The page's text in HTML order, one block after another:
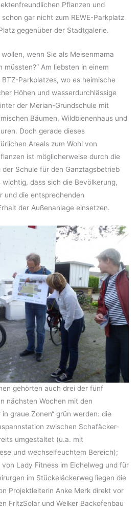
Pflanzen und
gar nicht zum REWE-Parkplatz
gegenüber der Stadtgalerie.
wenn Sie als Meisenmama
müssten?“ Am liebsten in einem
Parkplatzes, wo es heimische
Höhen und wasserdurchlässige
der Merian-Grundschule mit
Bäumen, Wildbienenhaus und
Doch gerade dieses
Areals zum Wohl von
ist möglicherweise durch die
Schule für den Ganztagsbetrieb
dass sich die Bevölkerung,
und die entsprechenden
der Außenanlage einsetzen.
gehörten auch drei der fünf
nächsten Wochen mit den
graue Zonen“ grün werden: die
zwischen Schafäcker-
umgestaltet (u.a. mit
und wechselfeuchtem Bereich);
Lady Fitness im Eichelweg und für
im Stückeläckerweg liegen die
Projektleiterin Anke Merk direkt vor
FritzSolar und Welker Backofenbau